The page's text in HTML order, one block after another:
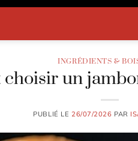
INGRÉDIENTS &
choisir un
PUBLIÉ LE 26/07/2026 PAR